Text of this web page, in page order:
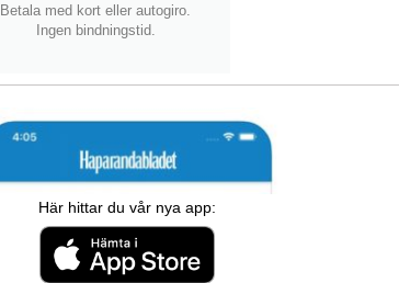
Betala med kort eller autogiro.
Ingen bindningstid.
Här hittar du vår nya app: